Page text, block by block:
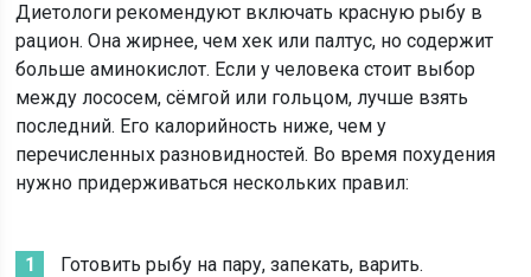
Диетологи рекомендуют включать красную рыбу в
рацион. Она жирнее, чем хек или палтус, но содержит
больше аминокислот. Если у человека стоит выбор
между лососем, сёмгой или гольцом, лучше взять
последний. Его калорийность ниже, чем у
перечисленных разновидностей. Во время похудения
нужно придерживаться нескольких правил:
Готовить рыбу на пару, запекать, варить.